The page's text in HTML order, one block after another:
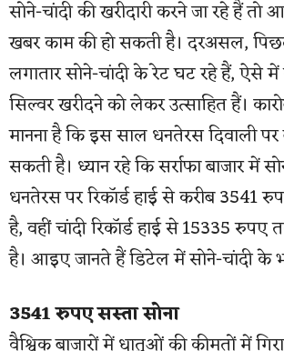
सोने-चांदी की खरीदारी करने जा रहे हैं
खबर काम की हो सकती है। दरअसल,
लगातार सोने-चांदी के रेट घट रहे हैं, ऐसे में
सिल्वर खरीदने को लेकर उत्साहित हैं।
मानना है कि इस साल धनतेरस दिवाली पर
सकती है। ध्यान रहे कि सर्राफा बाजार में
धनतेरस पर रिकॉर्ड हाई से करीब 3541
है, वहीं चांदी रिकॉर्ड हाई से 15335 रुपए
है। आइए जानते हैं डिटेल में सोने-चांदी के
3541 रुपए सस्ता सोना